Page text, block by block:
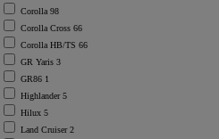
À partir de
ou financement à partir de
Corolla 98
Corolla Cross 66
Corolla HB/TS 66
GR Yaris 3
GR86 1
Highlander5
Hilux 5
Land Cruiser2